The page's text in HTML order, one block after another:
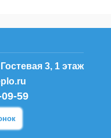
3, 1 этаж
59